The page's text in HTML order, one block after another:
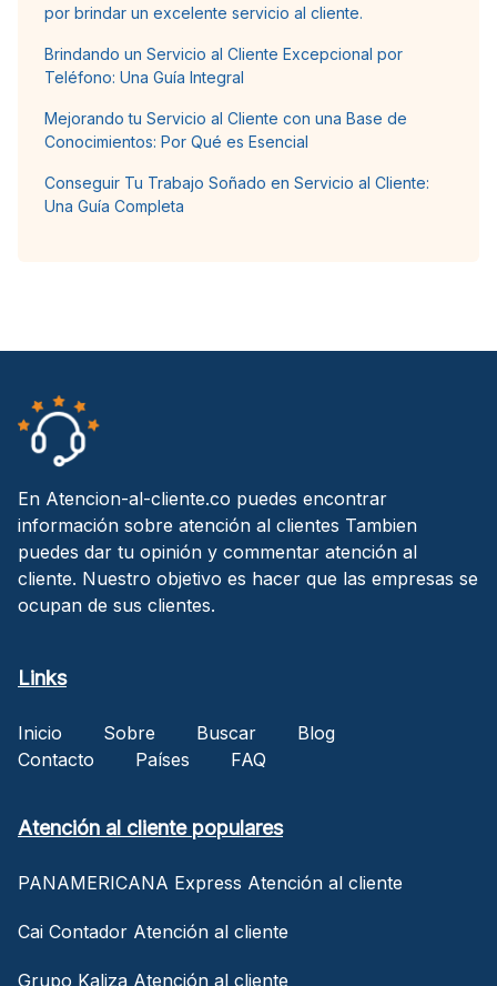
por brindar un excelente servicio al cliente.
Brindando un Servicio al Cliente Excepcional por
Teléfono: Una Guía Integral
Mejorando tu Servicio al Cliente con una Base de
Conocimientos: Por Qué es Esencial
Conseguir Tu Trabajo Soñado en Servicio al Cliente:
Una Guía Completa
En Atencion-al-cliente.co puedes encontrar
información sobre atención al clientes Tambien
puedes dar tu opinión y commentar atención al
cliente. Nuestro objetivo es hacer que las empresas se
ocupan de sus clientes.
Links
Inicio Sobre Buscar
Blog
Contacto
Países FAQ
Atención al cliente populares
PANAMERICANA Express Atención al cliente
Cai Contador Atención al cliente
Grupo Kaliza Atención al cliente